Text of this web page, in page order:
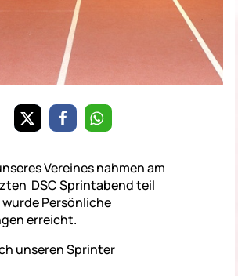
Vereines nahmen am
DSC Sprintabend teil
wurde Persönliche
erreicht.
unseren Sprinter